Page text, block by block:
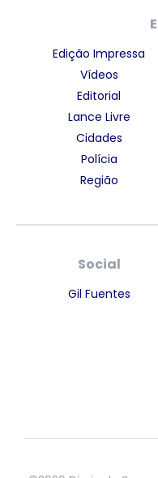
Edição Impressa
Vídeos
Editorial
Lance Livre
Cidades
Polícia
Região
Social
Gil Fuentes